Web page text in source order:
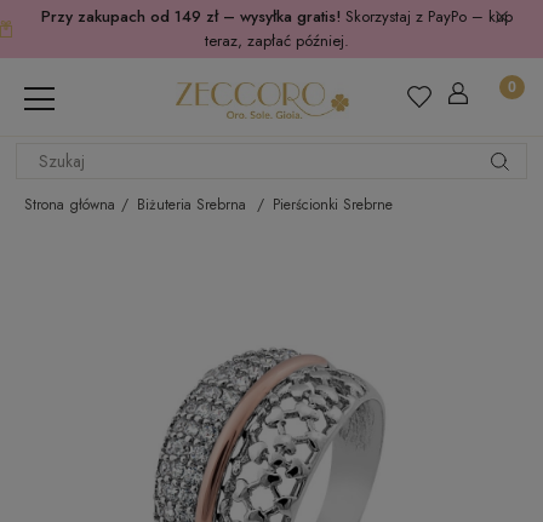
Przy zakupach od 149 zł – wysyłka gratis! Skorzystaj z PayPo – kup
teraz, zapłać później.
Strona główna Biżuteria Srebrna Pierścionki Srebrne